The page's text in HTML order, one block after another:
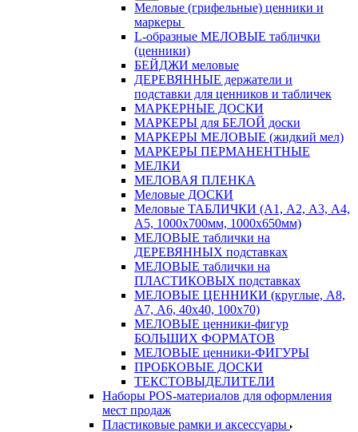
Меловые (грифельные) ценники и
маркеры
L-образные МЕЛОВЫЕ таблички
(ценники)
БЕЙДЖИ меловые
ДЕРЕВЯННЫЕ держатели и
подставки для ценников и табличек
МАРКЕРНЫЕ ДОСКИ
МАРКЕРЫ для БЕЛОЙ доски
МАРКЕРЫ МЕЛОВЫЕ (жидкий мел)
МАРКЕРЫ ПЕРМАНЕНТНЫЕ
МЕЛКИ
МЕЛОВАЯ ПЛЕНКА
Меловые ДОСКИ
Меловые ТАБЛИЧКИ (А1, А2, А3, А4,
А5, 1000х700мм, 1000х650мм)
МЕЛОВЫЕ таблички на
ДЕРЕВЯННЫХ подставках
МЕЛОВЫЕ таблички на
ПЛАСТИКОВЫХ подставках
МЕЛОВЫЕ ЦЕННИКИ (круглые, А8,
А7, А6, 40х40, 100х70)
МЕЛОВЫЕ ценники-фигур
БОЛЬШИХ ФОРМАТОВ
МЕЛОВЫЕ ценники-ФИГУРЫ
ПРОБКОВЫЕ ДОСКИ
ТЕКСТОВЫДЕЛИТЕЛИ
Наборы POS-материалов для оформления
мест продаж
Пластиковые рамки и аксессуары